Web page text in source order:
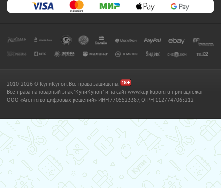
2010-2026 © КупиКупон. Все права защищены.
Все права на товарный знак "КупиКупон" и на сайт www.kupikupon.ru принадлежат
OOO «Агентство цифровых решений» ИНН 7705523387, ОГРН 1127747063212